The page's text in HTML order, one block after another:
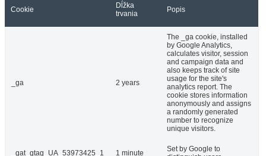
Cookie
Dĺžka
trvania
Popis
_ga 2 years
The _ga cookie, installed
by Google Analytics,
calculates visitor, session
and campaign data and
also keeps track of site
usage for the site's
analytics report. The
cookie stores information
anonymously and assigns
a randomly generated
number to recognize
unique visitors.
_gat_gtag_UA_53973425_1 1 minute
Set by Google to